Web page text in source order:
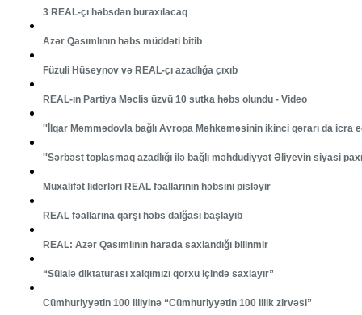
3 REAL-çı həbsdən buraxılacaq
Azər Qasımlının həbs müddəti bitib
Füzuli Hüseynov və REAL-çı azadlığa çıxıb
REAL-ın Partiya Məclis üzvü 10 sutka həbs olundu - Video
''İlqar Məmmədovla bağlı Avropa Məhkəməsinin ikinci qərarı da icra
''Sərbəst toplaşmaq azadlığı ilə bağlı məhdudiyyət Əliyevin siyasi
Müxalifət liderləri REAL fəallarının həbsini pisləyir
REAL fəallarına qarşı həbs dalğası başlayıb
REAL: Azər Qasımlının harada saxlandığı bilinmir
“Sülalə diktaturası xalqımızı qorxu içində saxlayır”
Cümhuriyyətin 100 illiyinə “Cümhuriyyətin 100 illik zirvəsi”